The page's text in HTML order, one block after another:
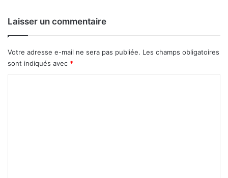
é
e
v
a
c
e
s
c
Laisser un commentaire
Votre adresse e-mail ne sera pas publiée. Les champs obligatoires
sont indiqués avec *